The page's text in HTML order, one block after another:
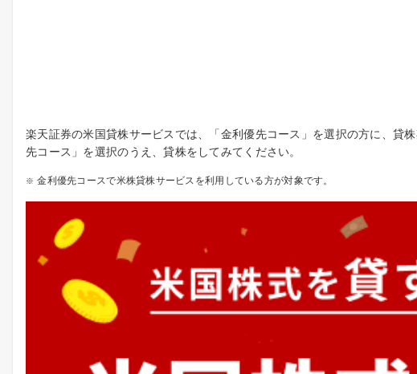
楽天証券の米国貸株サービスでは、「金利優先コース」を選択の方に、貸
先コース」を選択のうえ、貸株をしてみてください。
金利優先コースで米株貸株サービスを利用している方が対象です。